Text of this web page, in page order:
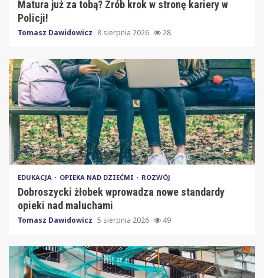
Matura już za tobą? Zrób krok w stronę kariery w
Policji!
Tomasz Dawidowicz 8 sierpnia 2026 28
EDUKACJA OPIEKA NAD DZIEĆMI ROZWÓJ
Dobroszycki żłobek wprowadza nowe standardy
opieki nad maluchami
Tomasz Dawidowicz 5 sierpnia 2026 49